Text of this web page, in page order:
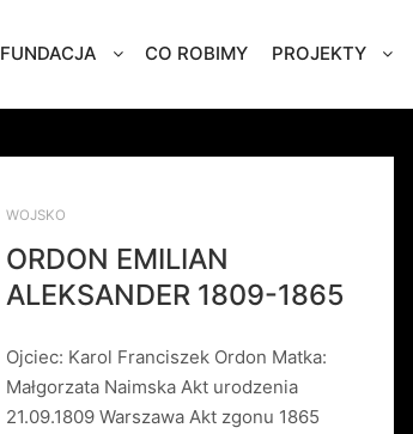
FUNDACJA CO ROBIMY PROJEKTY
WOJSKO
ORDON EMILIAN
ALEKSANDER 1809-1865
Ojciec: Karol Franciszek Ordon Matka:
Małgorzata Naimska Akt urodzenia
21.09.1809 Warszawa Akt zgonu 1865